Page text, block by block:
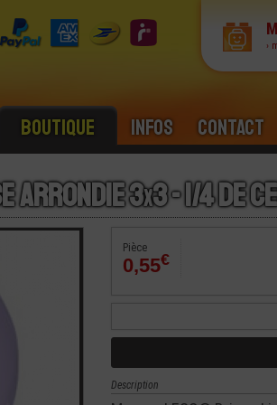
›
Boutique Infos Contact
Arrondie 3x3 - 1/4 de
Pièce
0,55€
Description